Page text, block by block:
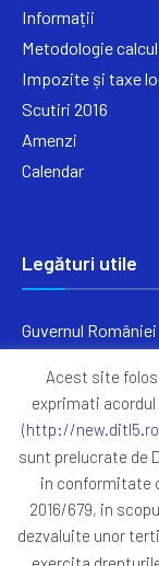
Informații
Metodologie calcul
Impozite și taxe
Scutiri 2016
Amenzi
Calendar
Legături utile
Guvernul României
Primăria Sectorul 5
ANAF
Protocoale
GDPR
Harta Site
Acest site
exprimati
(http://
sunt prelucrate de
in conformitate
2016/679, in
dezvaluite unor